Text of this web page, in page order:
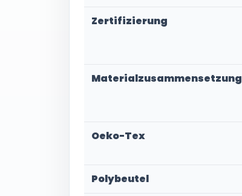
Zertifizierung
Materialzusammensetzung
Oeko-Tex
Polybeutel